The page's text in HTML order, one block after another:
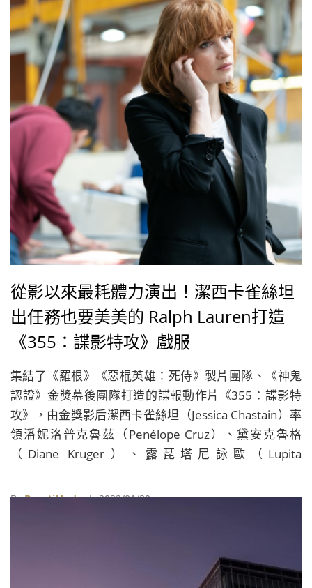
事，堪稱《進擊的鼓手》（Whiplash）與《黑天鵝》
（Black Swan）的完美結合。
從影以來最耗體力演出！潔西卡雀絲坦
出任務也要美美的 Ralph Lauren打造
《355：諜影特攻》戲服
集結了《羅根》《惡棍英雄：死侍》製片團隊、《神鬼
認證》金獎幕後團隊打造的諜報動作片《355：諜影特
攻》，由金獎影后潔西卡雀絲坦（Jessica Chastain）率
領潘妮洛普克魯茲（Penélope Cruz）、黛安克魯格
（Diane Kruger）、露琵塔尼詠歐（Lupita
等星級卡司組成跨國間諜團隊「355」，只為阻止第三
ByBeautiMode| 2022/01/30